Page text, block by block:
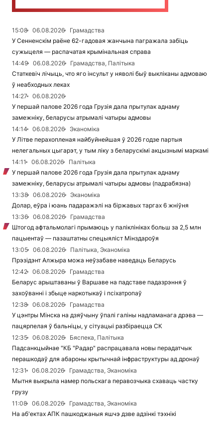
15:08 06.08.2026
Грамадства
У Сенненскім раёне 62-гадовая жанчына пагражала забіць
сужыцеля — распачатая крымінальная справа
14:49
06.08.2026
Грамадства, Палітыка
Статкевіч лічыць, что яго інсульт у няволі быў выкліканы адмоваю
ў неабходных леках
14:27
06.08.2026
У першай палове 2026 года Грузія дала прытулак аднаму
замежніку, беларусы атрымалі чатыры адмовы
14:14
06.08.2026
Эканоміка
У Літве перахопленая найбуйнейшая ў 2026 годзе партыя
нелегальных цыгарэт, у тым ліку з беларускімі акцызнымі маркамі
14:11
06.08.2026
Палітыка
У першай палове 2026 года Грузія дала прытулак аднаму
замежніку, беларусы атрымалі чатыры адмовы (падрабязна)
13:38
06.08.2026
Эканоміка
Долар, еўра і юань падаражэлі на біржавых таргах 6 жніўня
13:36
06.08.2026
Грамадства
Штогод афтальмолагі прымаюць у паліклініках больш за 2,5 млн
пацыентаў — пазаштатны спецыяліст Мінздароўя
13:05
06.08.2026
Палітыка, Эканоміка
Прэзідэнт Алжыра можа неўзабаве наведаць Беларусь
12:42
06.08.2026
Грамадства
Беларус арыштаваны ў Варшаве на падставе падазрэння ў
захоўванні і збыце наркотыкаў і псіхатропаў
12:38
06.08.2026
Грамадства
У цэнтры Мінска на дзяўчыну ўпалі галіны надламанага дрэва —
пацярпелая ў бальніцы, у сітуацыі разбіраецца СК
12:35
06.08.2026
Бяспека, Палітыка
Падсанкцыйнае "КБ "Радар" распрацавала новы перадатчык
перашкодаў для абароны крытычнай інфраструктуры ад дронаў
12:31
06.08.2026
Грамадства, Эканоміка
Мытня выкрыла намер польскага перавозчыка схаваць частку
грузу
11:08
06.08.2026
Грамадства, Эканоміка
На аб'ектах АПК пашкоджаныя яшчэ дзве адзінкі тэхнікі